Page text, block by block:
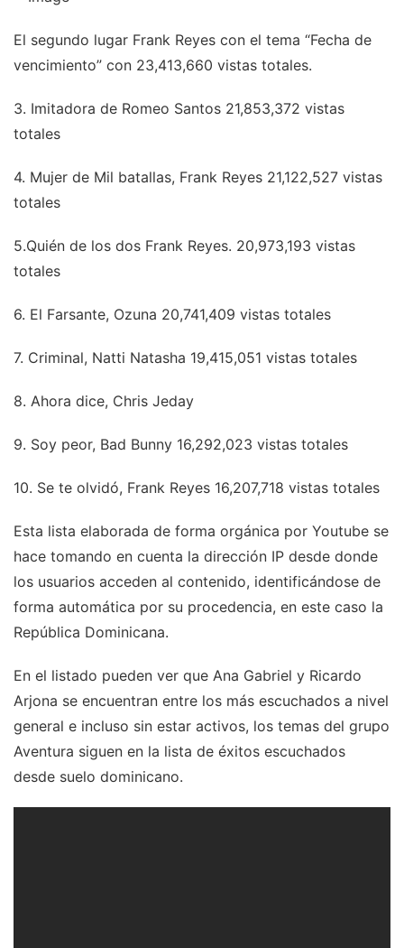
El segundo lugar Frank Reyes con el tema “Fecha de
vencimiento” con 23,413,660 vistas totales.
3. Imitadora de Romeo Santos 21,853,372 vistas
totales
4. Mujer de Mil batallas, Frank Reyes 21,122,527 vistas
totales
5.Quién de los dos Frank Reyes. 20,973,193 vistas
totales
6. El Farsante, Ozuna 20,741,409 vistas totales
7. Criminal, Natti Natasha 19,415,051 vistas totales
8. Ahora dice, Chris Jeday
9. Soy peor, Bad Bunny 16,292,023 vistas totales
10. Se te olvidó, Frank Reyes 16,207,718 vistas totales
Esta lista elaborada de forma orgánica por Youtube se
hace tomando en cuenta la dirección IP desde donde
los usuarios acceden al contenido, identificándose de
forma automática por su procedencia, en este caso la
República Dominicana.
En el listado pueden ver que Ana Gabriel y Ricardo
Arjona se encuentran entre los más escuchados a nivel
general e incluso sin estar activos, los temas del grupo
Aventura siguen en la lista de éxitos escuchados
desde suelo dominicano.